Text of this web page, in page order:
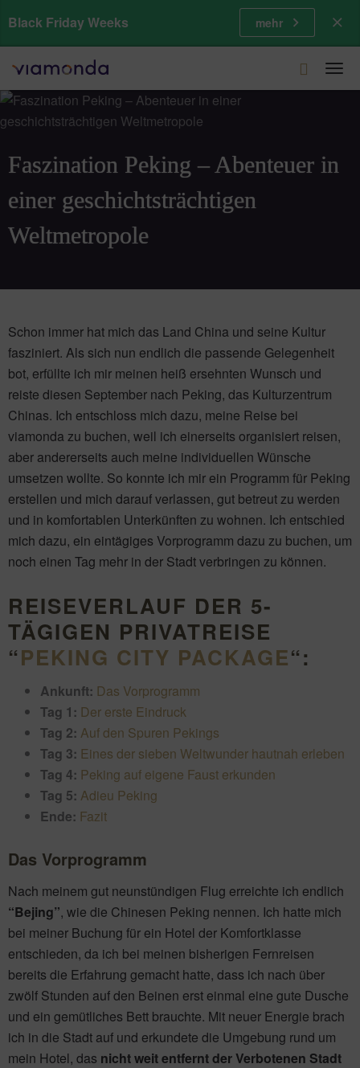
Black Friday Weeks mehr
Faszination Peking – Abenteuer in
einer geschichtsträchtigen
Weltmetropole
Schon immer hat mich das Land China und seine Kultur
fasziniert. Als sich nun endlich die passende Gelegenheit
bot, erfüllte ich mir meinen heiß ersehnten Wunsch und
reiste diesen September nach Peking, das Kulturzentrum
Chinas. Ich entschloss mich dazu, meine Reise bei
viamonda zu buchen, weil ich einerseits organisiert reisen,
aber andererseits auch meine individuellen Wünsche
umsetzen wollte. So konnte ich mir ein Programm für Peking
erstellen und mich darauf verlassen, gut betreut zu werden
und in komfortablen Unterkünften zu wohnen. Ich entschied
mich dazu, ein eintägiges Vorprogramm dazu zu buchen, um
noch einen Tag mehr in der Stadt verbringen zu können.
REISEVERLAUF DER 5-
TÄGIGEN PRIVATREISE
“PEKING CITY PACKAGE“:
Ankunft: Das Vorprogramm
Tag 1: Der erste Eindruck
Tag 2: Auf den Spuren Pekings
Tag 3: Eines der sieben Weltwunder hautnah erleben
Tag 4: Peking auf eigene Faust erkunden
Tag 5: Adieu Peking
Ende: Fazit
Das Vorprogramm
Nach meinem gut neunstündigen Flug erreichte ich endlich
“Bejing”, wie die Chinesen Peking nennen. Ich hatte mich
bei meiner Buchung für ein Hotel der Komfortklasse
entschieden, da ich bei meinen bisherigen Fernreisen
bereits die Erfahrung gemacht hatte, dass ich nach über
zwölf Stunden auf den Beinen erst einmal eine gute Dusche
und ein gemütliches Bett brauchte. Mit neuer Energie brach
ich in die Stadt auf und erkundete die Umgebung rund um
mein Hotel, das nicht weit entfernt der Verbotenen Stadt